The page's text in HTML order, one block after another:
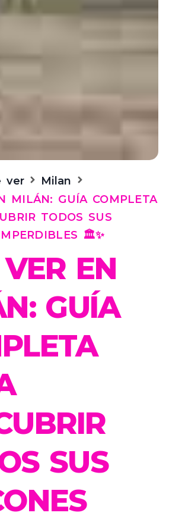
ver
Milan
MILÁN: GUÍA COMPLETA
TODOS SUS
🏛️✨
EN
GUÍA
SUS